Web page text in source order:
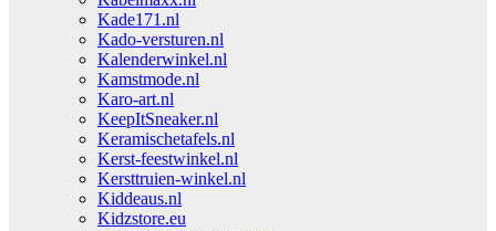
Kade171.nl
Kado-versturen.nl
Kalenderwinkel.nl
Kamstmode.nl
Karo-art.nl
KeepItSneaker.nl
Keramischetafels.nl
Kerst-feestwinkel.nl
Kersttruien-winkel.nl
Kiddeaus.nl
Kidzstore.eu